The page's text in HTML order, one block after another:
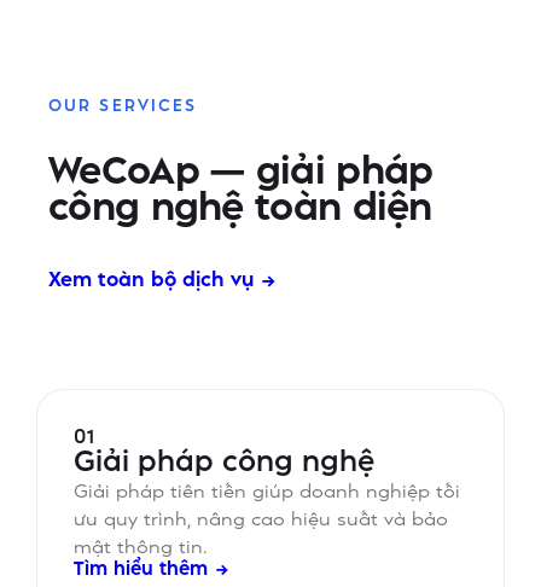
OUR SERVICES
WeCoAp — giải pháp
công nghệ toàn diện
Xem toàn bộ dịch vụ →
01
Giải pháp công nghệ
Giải pháp tiên tiến giúp doanh nghiệp tối
ưu quy trình, nâng cao hiệu suất và bảo
mật thông tin.
Tìm hiểu thêm →